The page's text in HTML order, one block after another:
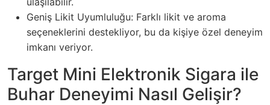
Geniş Likit Uyumluluğu: Farklı likit ve aroma
seçeneklerini destekliyor, bu da kişiye özel deneyim
imkanı veriyor.
Target Mini Elektronik Sigara ile
Buhar Deneyimi Nasıl Gelişir?